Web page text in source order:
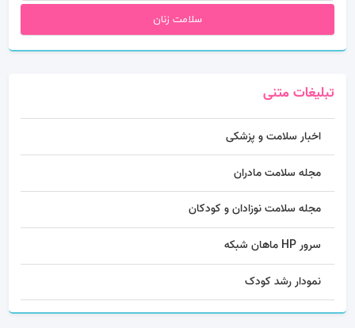
سلامت زنان
تبلیغات متنی
اخبار سلامت و پزشکی
مجله سلامت مادران
مجله سلامت نوزادان و کودکان
سرور HP ماهان شبکه
نمودار رشد کودک